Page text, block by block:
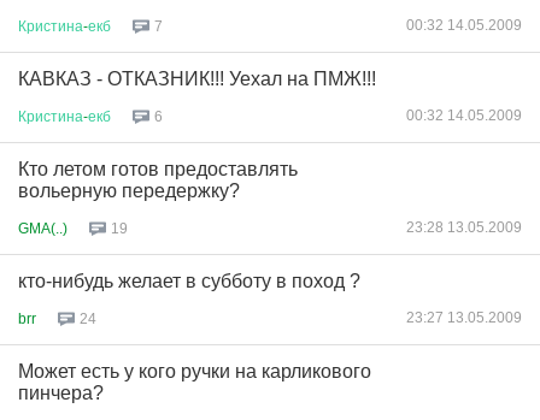
Кристина-екб 7 00:32 14.05.2009
КАВКАЗ - ОТКАЗНИК!!! Уехал на ПМЖ!!!
Кристина-екб 6 00:32 14.05.2009
Кто летом готов предоставлять
вольерную передержку?
GMA(..) 19 23:28 13.05.2009
кто-нибудь желает в субботу в поход ?
brr 24 23:27 13.05.2009
Может есть у кого ручки на карликового
пинчера?